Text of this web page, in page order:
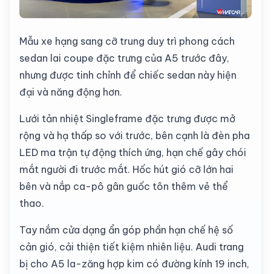
Mẫu xe hạng sang cỡ trung duy trì phong cách
sedan lai coupe đặc trưng của A5 trước đây,
nhưng được tinh chỉnh để chiếc sedan này hiện
đại và năng động hơn.
Lưới tản nhiệt Singleframe đặc trưng được mở
rộng và hạ thấp so với trước, bên cạnh là đèn pha
LED ma trận tự động thích ứng, hạn chế gây chói
mắt người đi trước mắt. Hốc hút gió cỡ lớn hai
bên và nắp ca-pô gân guốc tôn thêm vẻ thể
thao.
Tay nắm cửa dạng ẩn góp phần hạn chế hệ số
cản gió, cải thiện tiết kiệm nhiên liệu. Audi trang
bị cho A5 la-zăng hợp kim có đường kính 19 inch,